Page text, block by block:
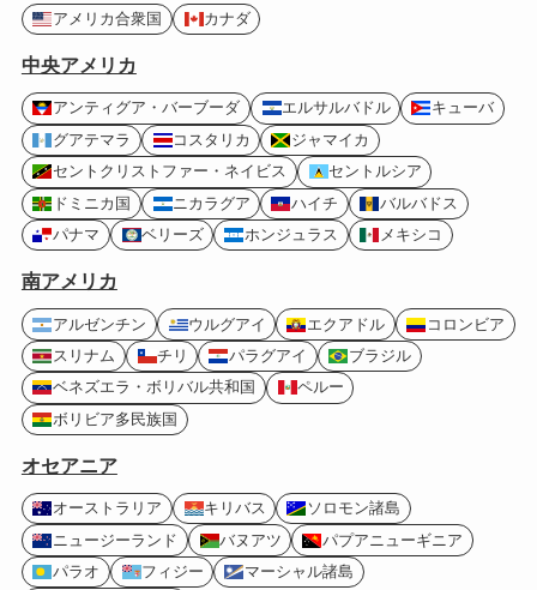
アメリカ合衆国 カナダ
中央アメリカ
アンティグア・バーブーダ エルサルバドル
キューバ
グアテマラ
コスタリカ
ジャマイカ
セントクリストファー・ネイビス
セントルシア
ドミニカ国
ニカラグア ハイチ
バルバドス
パナマ
ベリーズ ホンジュラス メキシコ
南アメリカ
アルゼンチン ウルグアイ エクアドル
コロンビア
スリナム
チリ パラグアイ
ブラジル
ベネズエラ・ボリバル共和国
ペルー
ボリビア多民族国
オセアニア
オーストラリア キリバス
ソロモン諸島
ニュージーランド
バヌアツ
パプアニューギニア
パラオ
フィジー
マーシャル諸島